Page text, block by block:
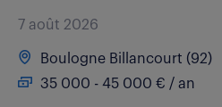
7 août 2026
Boulogne Billancourt (92)
35 000 - 45 000 € / an